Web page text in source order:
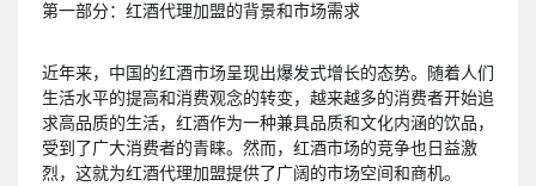
第一部分：红酒代理加盟的背景和市场需求
近年来，中国的红酒市场呈现出爆发式增长的态势。随着人们
生活水平的提高和消费观念的转变，越来越多的消费者开始追
求高品质的生活，红酒作为一种兼具品质和文化内涵的饮品，
受到了广大消费者的青睐。然而，红酒市场的竞争也日益激
烈，这就为红酒代理加盟提供了广阔的市场空间和商机。